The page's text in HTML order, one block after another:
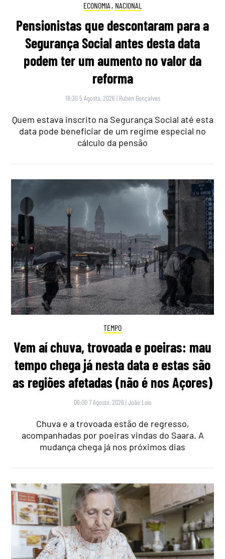
ECONOMIA , NACIONAL
Pensionistas que descontaram para a
Segurança Social antes desta data
podem ter um aumento no valor da
reforma
18:30 5 Agosto, 2026 | Rubén Gonçalves
Quem estava inscrito na Segurança Social até esta
data pode beneficiar de um regime especial no
cálculo da pensão
TEMPO
Vem aí chuva, trovoada e poeiras: mau
tempo chega já nesta data e estas são
as regiões afetadas (não é nos Açores)
06:00 7 Agosto, 2026 |João Luís
Chuva e a trovoada estão de regresso,
acompanhadas por poeiras vindas do Saara. A
mudança chega já nos próximos dias